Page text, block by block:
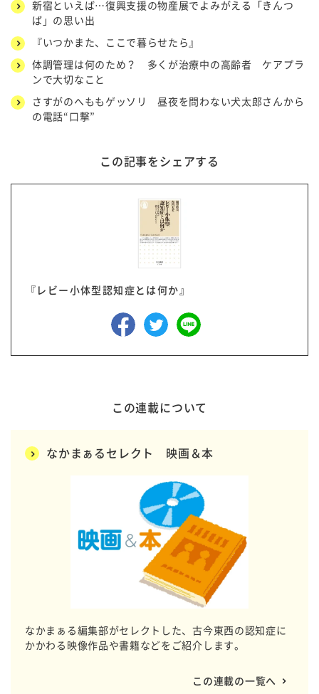
新宿といえば…復興支援の物産展でよみがえる「きんつ
ば」の思い出
『いつかまた、ここで暮らせたら』
体調管理は何のため？ 多くが治療中の高齢者 ケアプラ
ンで大切なこと
さすがのへももゲッソリ 昼夜を問わない犬太郎さんから
の電話“口撃”
この記事をシェアする
『レビー小体型認知症とは何か』
この連載について
なかまぁるセレクト 映画＆本
なかまぁる編集部がセレクトした、古今東西の認知症に
かかわる映像作品や書籍などをご紹介します。
この連載の一覧へ